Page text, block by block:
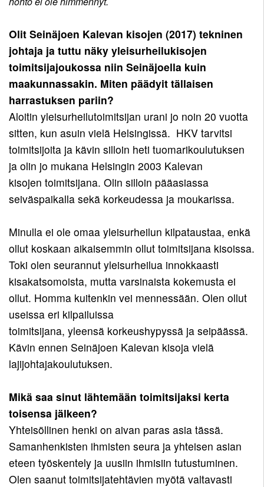
tarkoitus
Kirjaudu
Pojat
10
Pojat
9
Tytöt
11
Tytöt
10
Tytöt
9
Olit Seinäjoen Kalevan kisojen (2017) tekninen
johtaja ja tuttu näky yleisurheilukisojen
toimitsijajoukossa niin Seinäjoella kuin
maakunnassakin. Miten päädyit tällaisen
harrastuksen pariin?
Aloitin yleisurheilutoimitsijan urani jo noin 20 vuotta
sitten, kun asuin vielä Helsingissä. HKV tarvitsi
toimitsijoita ja kävin silloin heti tuomarikoulutuksen
ja olin jo mukana Helsingin 2003 Kalevan
kisojen toimitsijana. Olin silloin pääasiassa
seiväspaikalla sekä korkeudessa ja moukarissa.
Minulla ei ole omaa yleisurheilun kilpataustaa, enkä
ollut koskaan aikaisemmin ollut toimitsijana kisoissa.
Toki olen seurannut yleisurheilua innokkaasti
kisakatsomoista, mutta varsinaista kokemusta ei
ollut. Homma kuitenkin vei mennessään. Olen ollut
useissa eri kilpailuissa
toimitsijana, yleensä korkeushypyssä ja seipäässä.
Kävin ennen Seinäjoen Kalevan kisoja vielä
lajijohtajakoulutuksen.
Mikä saa sinut lähtemään toimitsijaksi kerta
toisensa jälkeen?
Yhteisöllinen henki on aivan paras asia tässä.
Samanhenkisten ihmisten seura ja yhteisen asian
eteen työskentely ja uusiin ihmisiin tutustuminen.
Olen saanut toimitsijatehtävien myötä valtavasti